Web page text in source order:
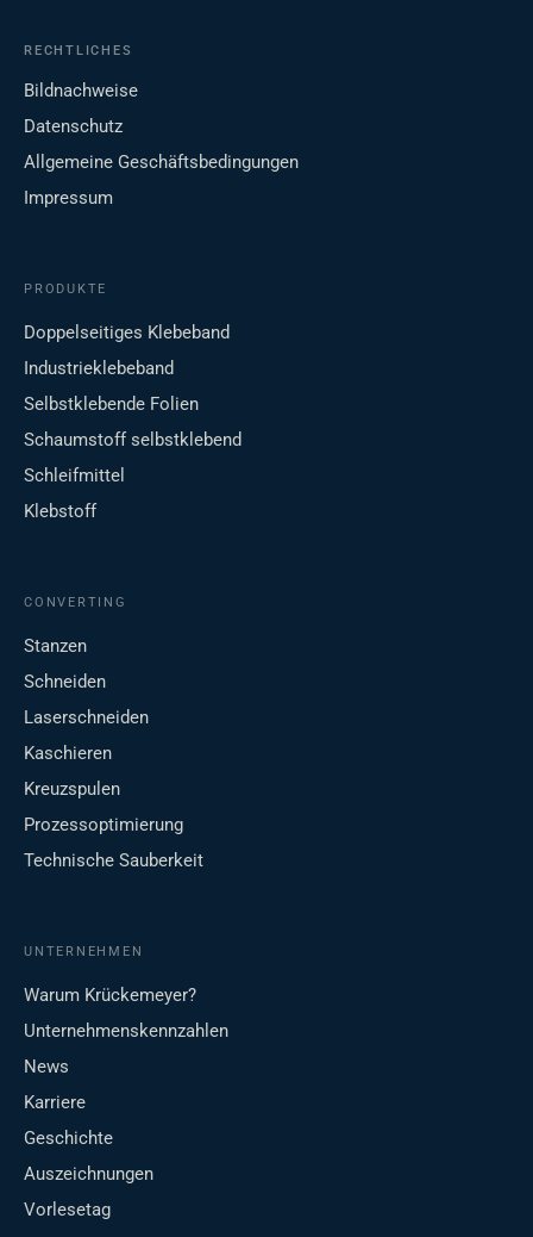
RECHTLICHES
Bildnachweise
Datenschutz
Allgemeine Geschäftsbedingungen
Impressum
PRODUKTE
Doppelseitiges Klebeband
Industrieklebeband
Selbstklebende Folien
Schaumstoff selbstklebend
Schleifmittel
Klebstoff
CONVERTING
Stanzen
Schneiden
Laserschneiden
Kaschieren
Kreuzspulen
Prozessoptimierung
Technische Sauberkeit
UNTERNEHMEN
Warum Krückemeyer?
Unternehmenskennzahlen
News
Karriere
Geschichte
Auszeichnungen
Vorlesetag